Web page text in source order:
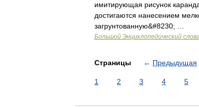
имитирующая рисунок
достигаются нанесением
загрунтованную&#8230; …
Большой Энциклопедический
Страницы ← Предыдущая
1 2 3 4 5